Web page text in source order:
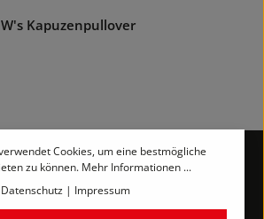
Kapuzenpullover
Cookies, um eine bestmögliche
zu können. Mehr Informationen ...
Datenschutz | Impressum